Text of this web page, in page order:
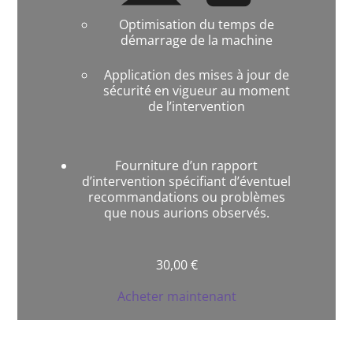
Optimisation du temps de
démarrage de la machine
Application des mises à jour de
sécurité en vigueur au moment
de l’intervention
Fourniture d’un rapport
d’intervention spécifiant d’éventuel
recommandations ou problèmes
que nous aurions observés.
30,00€
Acheter maintenant